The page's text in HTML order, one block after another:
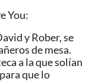
You:
y Rober, se
de mesa.
a la que solían
que lo